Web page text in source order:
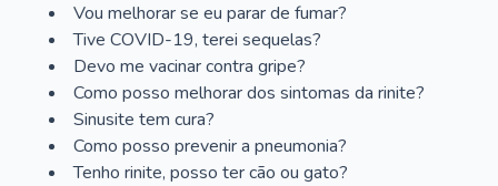
Vou melhorar se eu parar de fumar?
Tive COVID-19, terei sequelas?
Devo me vacinar contra gripe?
Como posso melhorar dos sintomas da rinite?
Sinusite tem cura?
Como posso prevenir a pneumonia?
Tenho rinite, posso ter cão ou gato?